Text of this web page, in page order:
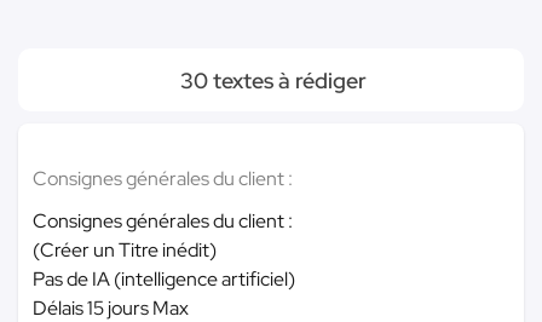
30 textes à rédiger
Consignes générales du client :
Consignes générales du client :
(Créer un Titre inédit)
Pas de IA (intelligence artificiel)
Délais 15 jours Max